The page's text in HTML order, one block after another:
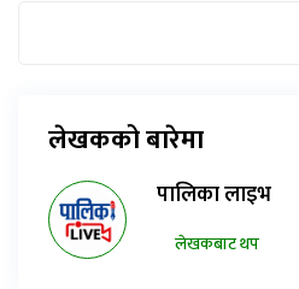
लेखकको बारेमा
पालिका लाइभ
लेखकबाट थप